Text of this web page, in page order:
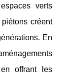
verts
créent
En
offrant les